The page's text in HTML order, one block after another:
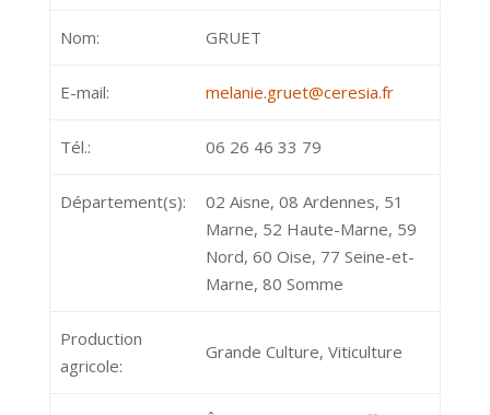
Nom: GRUET
E-mail: melanie.gruet@ceresia.fr
Tél.: 06 26 46 33 79
Département(s):
02 Aisne, 08 Ardennes, 51
Marne, 52 Haute-Marne, 59
Nord, 60 Oise, 77 Seine-et-
Marne, 80 Somme
Production
agricole:
Grande Culture, Viticulture